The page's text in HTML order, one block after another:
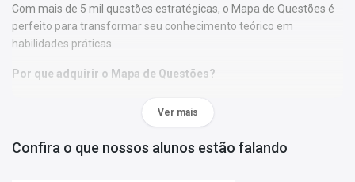
Com mais de 5 mil questões estratégicas, o Mapa de Questões é
perfeito para transformar seu conhecimento teórico em
habilidades práticas.
Por que adquirir o Mapa de Questões?
formato, a estrutura e o estilo das perguntas elaboradas pela
Ver mais
Confira o que nossos alunos estão falando